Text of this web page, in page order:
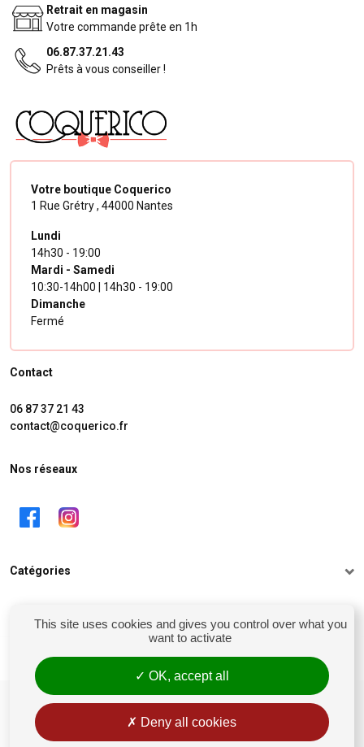
Retrait en magasin
Votre commande prête en 1h
06.87.37.21.43
Prêts à vous conseiller !
Votre boutique Coquerico
1 Rue Grétry , 44000 Nantes
Lundi
14h30 - 19:00
Mardi - Samedi
10:30-14h00 | 14h30 - 19:00
Dimanche
Fermé
Contact
06 87 37 21 43
contact@coquerico.fr
Nos réseaux
Catégories
Mon compte
siret : 81238106900028
Conditions générales de vente
Rétractation
This site uses cookies and gives you control over what you
want to activate
OK, accept all
Deny all cookies